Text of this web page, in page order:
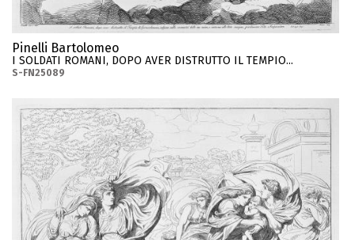
Pinelli Bartolomeo
I SOLDATI ROMANI, DOPO AVER DISTRUTTO IL TEMPIO...
S-FN25089